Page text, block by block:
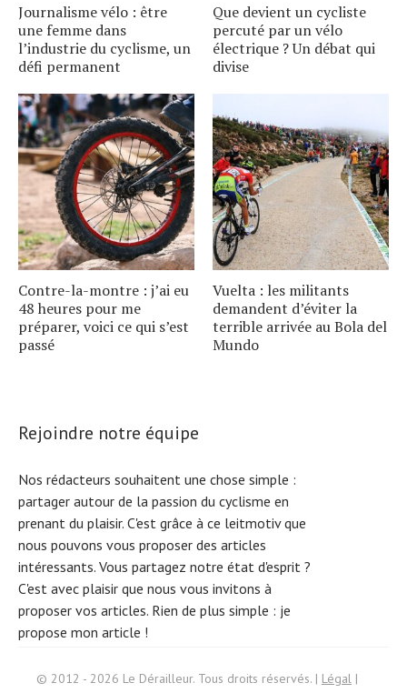
Journalisme vélo : être
une femme dans
l’industrie du cyclisme, un
défi permanent
Que devient un cycliste
percuté par un vélo
électrique ? Un débat qui
divise
Contre-la-montre : j’ai eu
48 heures pour me
préparer, voici ce qui s’est
passé
Vuelta : les militants
demandent d’éviter la
terrible arrivée au Bola del
Mundo
Rejoindre notre équipe
Nos rédacteurs souhaitent une chose simple :
partager autour de la passion du cyclisme en
prenant du plaisir. C'est grâce à ce leitmotiv que
nous pouvons vous proposer des articles
intéressants. Vous partagez notre état d'esprit ?
C'est avec plaisir que nous vous invitons à
proposer vos articles. Rien de plus simple : je
propose mon article !
© 2012 - 2026 Le Dérailleur. Tous droits réservés. | Légal |
Search